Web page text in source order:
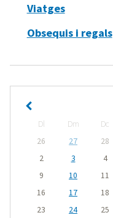
Viatges
Obsequis i regals
Dl Dm Dc
26
27 28
2
3 4
9
10 11
16
17 18
23
24 25